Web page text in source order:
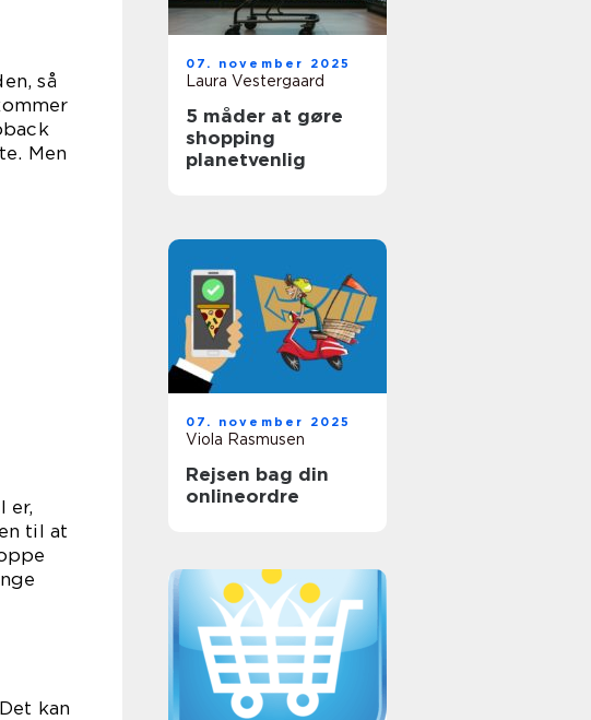
så
Men
er,
til at
kan
07. november 2025
Laura Vestergaard
5 måder at gøre
shopping
planetvenlig
07. november 2025
Viola Rasmusen
Rejsen bag din
onlineordre